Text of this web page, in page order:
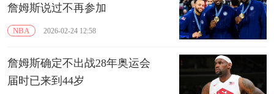
詹姆斯说过不再参加
NBA 2026-02-24 12:58
詹姆斯确定不出战28年奥运会
届时已来到44岁